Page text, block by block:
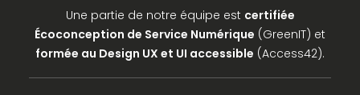
Une partie de notre équipe est certifiée
Écoconception de Service Numérique (GreenIT) et
formée au Design UX et UI accessible (Access42).